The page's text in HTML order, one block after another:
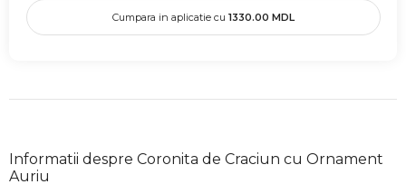
Cumpara in aplicatie cu 1330.00 MDL
Informatii despre Coronita de Craciun cu Ornament
Auriu